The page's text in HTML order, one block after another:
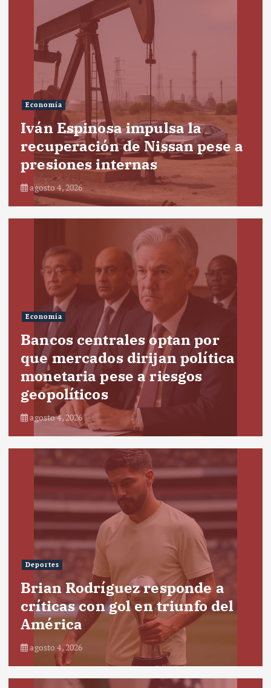
Economía
Iván Espinosa impulsa la
recuperación de Nissan pese a
presiones internas
agosto 4, 2026
Economía
Bancos centrales optan por
que mercados dirijan política
monetaria pese a riesgos
geopolíticos
agosto 4, 2026
Deportes
Brian Rodríguez responde a
críticas con gol en triunfo del
América
agosto 4, 2026